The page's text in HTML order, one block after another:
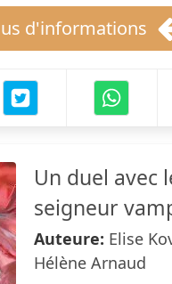
d'informations
Un duel avec
seigneur
Auteure: Elise
Hélène Arnaud